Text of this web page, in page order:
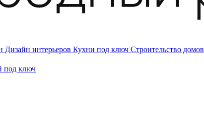
Дизайн интерьеров Кухни под ключ Строительство домов
под ключ